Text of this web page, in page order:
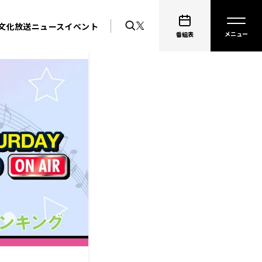
化放送ニュースイベント
番組表